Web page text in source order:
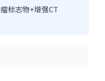
标志物+增强CT